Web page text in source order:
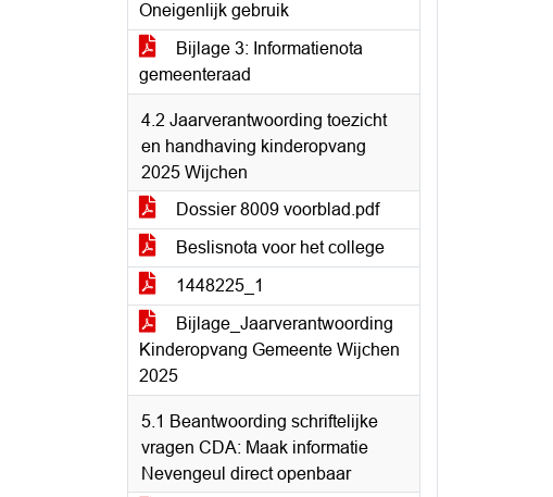
Oneigenlijk gebruik
Bijlage 3: Informatienota
gemeenteraad
4.2 Jaarverantwoording toezicht
en handhaving kinderopvang
2025 Wijchen
Dossier 8009 voorblad.pdf
Beslisnota voor het college
1448225_1
Bijlage_Jaarverantwoording
Kinderopvang Gemeente Wijchen
2025
5.1 Beantwoording schriftelijke
vragen CDA: Maak informatie
Nevengeul direct openbaar